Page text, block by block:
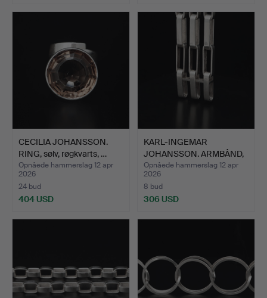
CECILIA JOHANSSON.
RING, sølv, røgkvarts, …
Opnåede hammerslag 12 apr
2026
24 bud
404 USD
KARL-INGEMAR
JOHANSSON. ARMBÅND,
sølv, Göt…
Opnåede hammerslag 12 apr
2026
8 bud
306 USD